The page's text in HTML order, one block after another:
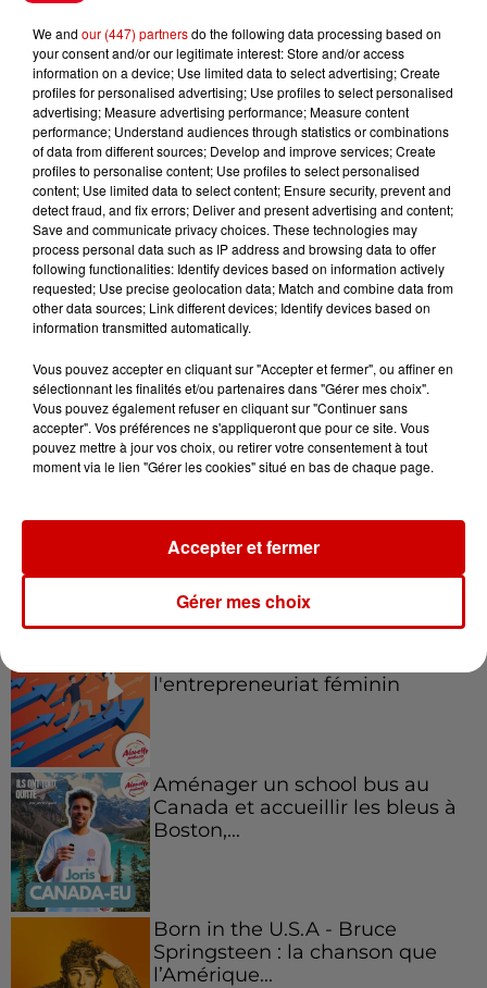
Gagnez vos entrées pour le
Musée du Sport Automobile au
Mans !
Alouette vous invite à
Futuroscope Xperiences !
Le Duel - Gagnez votre balade
en jet ski !
Podcasts Voir plus
l'entrepreneuriat féminin
Aménager un school bus au
Canada et accueillir les bleus à
Boston,...
Born in the U.S.A - Bruce
Springsteen : la chanson que
l’Amérique...
We and our (447) partnersdo the following data processing based on
your consent and/or our legitimate interest: Store and/or access
information on a device; Use limited data to select advertising; Create
profiles for personalised advertising; Use profiles to select personalised
advertising; Measure advertising performance; Measure content
performance; Understand audiences through statistics or combinations
of data from different sources; Develop and improve services; Create
profiles to personalise content; Use profiles to select personalised
content; Use limited data to select content; Ensure security, prevent and
detect fraud, and fix errors; Deliver and present advertising and content;
Save and communicate privacy choices. These technologies may
process personal data such as IP address and browsing data to offer
following functionalities: Identify devices based on information actively
requested; Use precise geolocation data; Match and combine data from
other data sources; Link different devices; Identify devices based on
information transmitted automatically.
Vous pouvez accepter en cliquant sur "Accepter et fermer", ou affiner en
sélectionnant les finalités et/ou partenaires dans "Gérer mes choix".
Vous pouvez également refuser en cliquant sur "Continuer sans
accepter". Vos préférences ne s'appliqueront que pour ce site. Vous
pouvez mettre à jour vos choix, ou retirer votre consentement à tout
moment via le lien "Gérer les cookies" situé en bas de chaque page.
Gérer mes choix
Accepter et fermer